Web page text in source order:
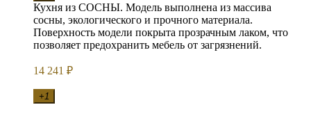
Кухня из СОСНЫ. Модель выполнена из массива
сосны, экологического и прочного материала.
Поверхность модели покрыта прозрачным лаком, что
позволяет предохранить мебель от загрязнений.
14 241 ₽
+1